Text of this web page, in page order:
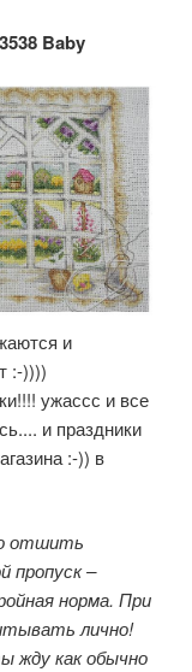
Baby
и
:-))))
ужассс и все
и праздники
:-)) в
отшить
пропуск –
норма. При
лично!
жду как обычно